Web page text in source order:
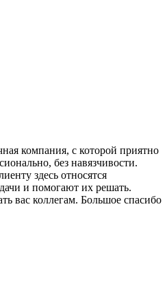
компания, с которой приятно
без навязчивости.
здесь относятся
и помогают их решать.
вас коллегам. Большое спасибо